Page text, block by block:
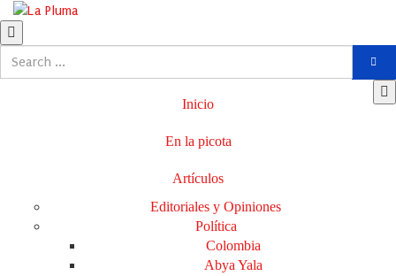
Inicio
En la picota
Artículos
Editoriales y Opiniones
Política
Colombia
Abya Yala